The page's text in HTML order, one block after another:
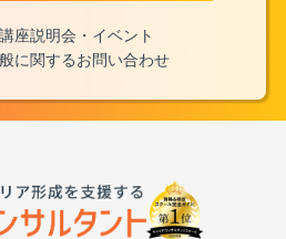
座説明会・イベント
に関するお問い合わせ